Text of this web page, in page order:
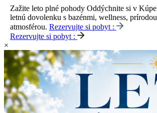
Zažite leto plné pohody Oddýchnite si v
letnú dovolenku s bazénmi, wellness,
atmosférou. Rezervujte si pobyt :
Rezervujte si pobyt :
×